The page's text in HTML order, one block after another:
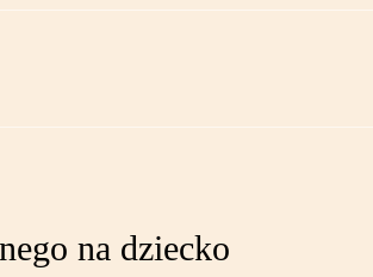
na dziecko